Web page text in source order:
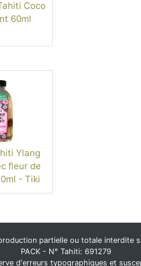
Coco
60ml
Ylang
fleur de
- Tiki
partielle ou totale interdite
PACK - N° Tahiti: 691279
d'erreurs typographiques et